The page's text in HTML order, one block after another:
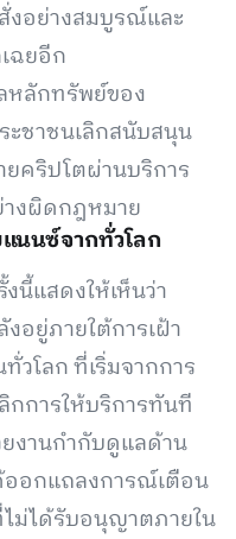
งอย่างสมบูรณ์และ
ฉยอีก
หลักทรัพย์ของ
ะชาชนเลิกสนับสนุน
คริปโตผ่านบริการ
างผิดกฎหมาย
นนซ์จากทั่วโลก
นี้แสดงให้เห็นว่า
อยู่ภายใต้การเฝ้า
วโลก ที่เริ่มจากการ
กการให้บริการทันที
งานกำกับดูแลด้าน
ออกแถลงการณ์เตือน
ม่ได้รับอนุญาตภายใน